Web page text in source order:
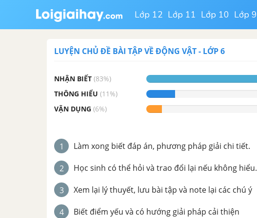
Lớp 12 Lớp 11 Lớp 10 Lớp 9
LUYỆN CHỦ ĐỀ BÀI TẬP VỀ ĐỘNG VẬT- LỚP 6
NHẬN BIẾT (83%)
THÔNG HIỂU (11 %)
VẬN DỤNG (6%)
1 Làm xong biết đáp án, phương pháp giải chi tiết.
2 Học sinh có thể hỏi và trao đổi lại nếu không hiểu.
3 Xem lại lý thuyết, lưu bài tập và note lại các chú ý
4 Biết điểm yếu và có hướng giải pháp cải thiện